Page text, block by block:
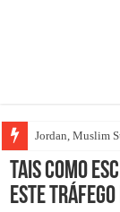
Jordan, Muslim
Tais como
este tráfego